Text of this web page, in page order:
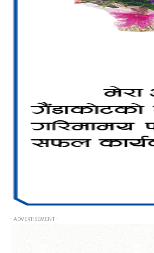
- ADVERTISEMENT -